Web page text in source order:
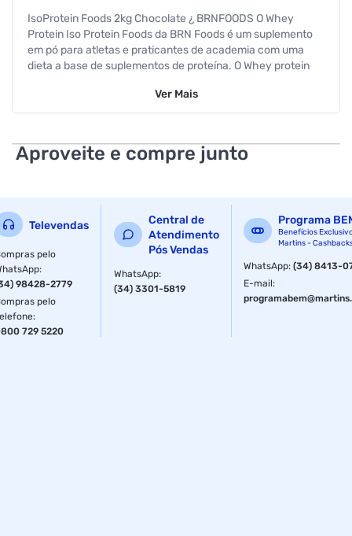
IsoProtein Foods 2kg Chocolate ¿ BRNFOODS O Whey
Protein Iso Protein Foods da BRN Foods é um suplemento
em pó para atletas e praticantes de academia com uma
dieta a base de suplementos de proteína. O Whey protein
fórmula de fácil absorção pelo organismo, ou seja, seu
organismo em muito menos tempo que uma proteína de
absorção mais lenta (e indicada para o pós-treino). Além
aproximadamente até 72% das necessidades diárias
proteicas de uma pessoa com uma dieta base de 2 mil
calorias. Isso considera o Isso Protein um dos melhores
whey protein do mercado, pois oferece a quantidade
adequada de nutrientes e um excelente custo-benefício.
Ver Mais
Aproveite e compre junto
Televendas
pelo
:
98428-2779
pelo
:
729 5220
Central de
Atendimento
Pós Vendas
WhatsApp:
(34) 3301-5819
Programa
Benefícios
Martins -
WhatsApp:(34) 8413-
E-mail: